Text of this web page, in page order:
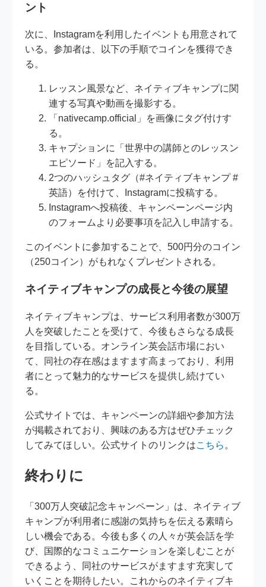
ント
次に、Instagramを利用したイベントも用意されて
いる。参加者は、以下の手順でコインを獲得でき
る。
レッスン風景など、ネイティブキャンプに関
連する写真や動画を撮影する。
「nativecamp.official」を画像にタグ付けす
る。
キャプションに「世界中の講師とのレッスン
エピソード」を記入する。
2つのハッシュタグ（#ネイティブキャンプ #
英語）を付けて、Instagramに投稿する。
Instagramへ投稿後、キャンペーンページ内
のフォームより必要事項を記入し申請する。
このイベントに参加することで、500円分のコイン
（250コイン）がもれなくプレゼントされる。
ネイティブキャンプの成長と今後の展望
ネイティブキャンプは、サービス利用者数が300万
人を突破したことを受けて、今後もさらなる成長
を目指している。オンライン英会話市場におい
て、同社の存在感はますます高まっており、利用
者にとって魅力的なサービスを提供し続けてい
る。
公式サイトでは、キャンペーンの詳細や参加方法
が掲載されており、興味のある方はぜひチェック
してみてほしい。公式サイトのリンクはこちら 。
終わりに
「300万人突破記念キャンペーン」は、ネイティブ
キャンプが利用者に感謝の気持ちを伝える素晴ら
しい機会である。今後も多くの人々が英会話を学
び、国際的なコミュニケーションを楽しむことが
できるよう、同社のサービスがますます充実して
いくことを期待したい。これからのネイティブキ